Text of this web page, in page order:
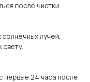
после чистки.
лучей.
свету.
первые 24 часа после